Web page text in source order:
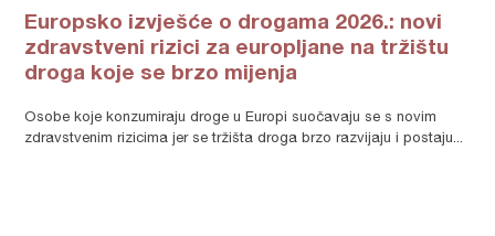
Europsko izvješće o drogama 2026.: novi
zdravstveni rizici za europljane na tržištu
droga koje se brzo mijenja
Osobe koje konzumiraju droge u Europi suočavaju se s novim
zdravstvenim rizicima jer se tržišta droga brzo razvijaju i postaju...